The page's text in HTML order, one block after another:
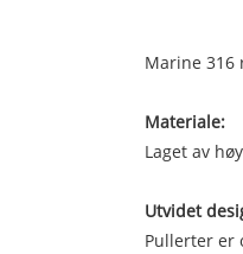
Marine
Materiale:
Laget av
Utvidet
Pullerter er